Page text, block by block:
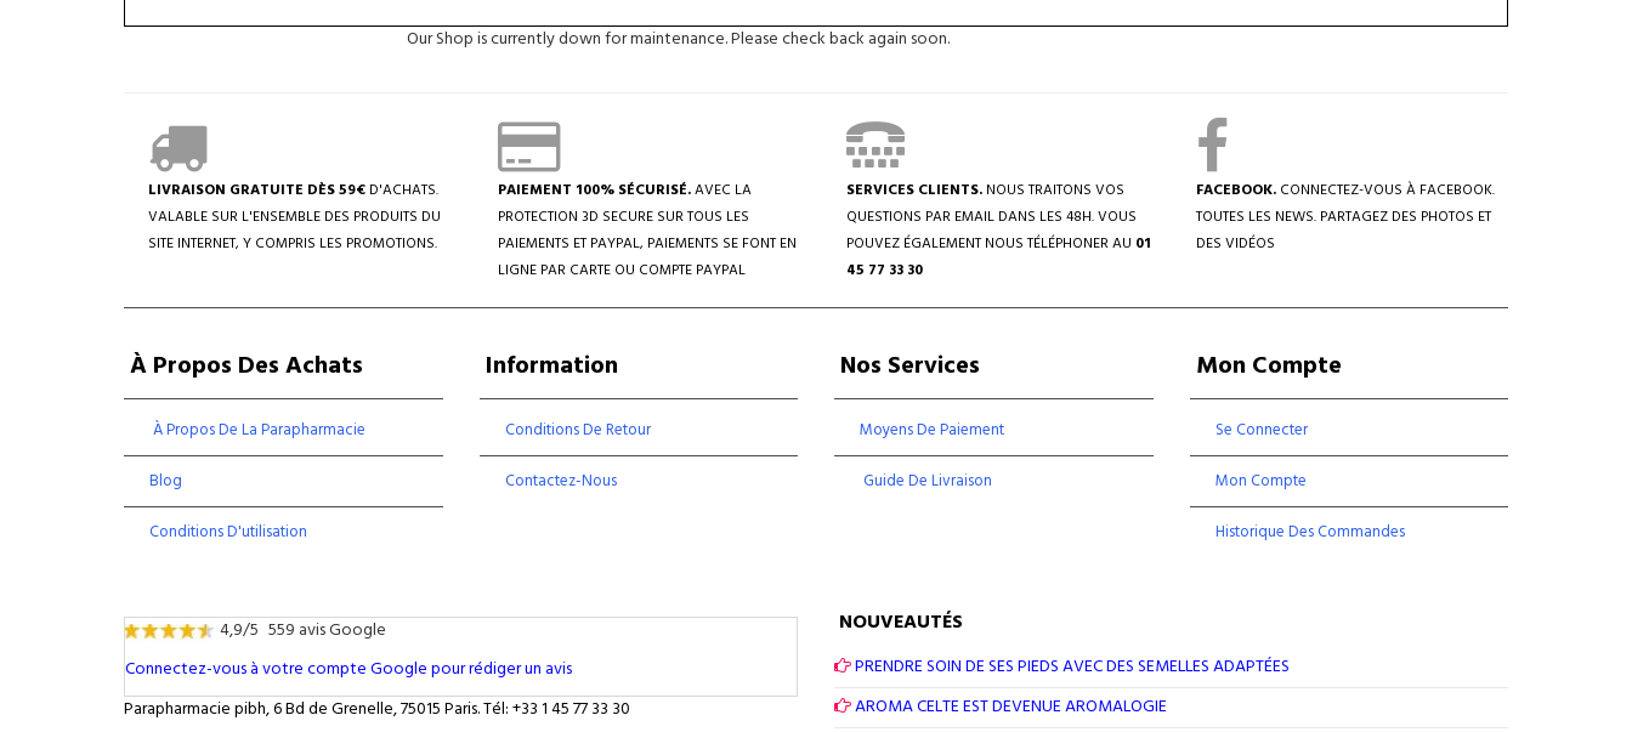
Our Shop is currently down for maintenance. Please check back again soon.
LIVRAISON GRATUITE DÈS 59€ D'ACHATS.
VALABLE SUR L'ENSEMBLE DES PRODUITS DU
SITE INTERNET, Y COMPRIS LES PROMOTIONS.
PAIEMENT 100% SÉCURISÉ.AVEC LA
PROTECTION 3D SECURE SUR TOUS LES
PAIEMENTS ET PAYPAL, PAIEMENTS SE FONT EN
LIGNE PAR CARTE OU COMPTE PAYPAL
SERVICES CLIENTS. NOUS TRAITONS VOS
QUESTIONS PAR EMAIL DANS LES 48H. VOUS
POUVEZ ÉGALEMENT NOUS TÉLÉPHONER AU 01
45 77 33 30
FACEBOOK.CONNECTEZ-VOUS À FACEBOOK.
TOUTES LES NEWS. PARTAGEZ DES PHOTOS ET
DES VIDÉOS
À Propos Des Achats
À Propos De La Parapharmacie
Blog
Conditions D'utilisation
Information
Conditions De Retour
Contactez-Nous
Nos Services
Moyens De Paiement
Guide De Livraison
Mon Compte
Se Connecter
Mon Compte
Historique Des Commandes
4,9/5 559 avis Google
Connectez-vous à votre compte Google pour rédiger un avis
Parapharmacie pibh, 6 Bd de Grenelle, 75015 Paris. Tél: +33 1 45 77 33 30
NOUVEAUTÉS
PRENDRE SOIN DE SES PIEDS AVEC DES SEMELLES ADAPTÉES
AROMA CELTE EST DEVENUE AROMALOGIE